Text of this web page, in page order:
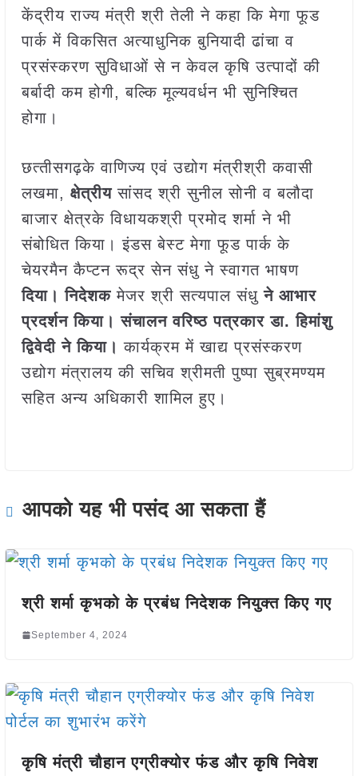
केंद्रीय राज्‍य मंत्री श्री तेली ने कहा कि मेगा फूड
पार्क में विकसित अत्याधुनिक बुनियादी ढांचा व
प्रसंस्करण सुविधाओं से न केवल कृषि उत्पादों की
बर्बादी कम होगी, बल्कि मूल्यवर्धन भी सुनिश्चित
होगा।
छत्‍तीसगढ़के वाणिज्‍य एवं उद्योग मंत्रीश्री कवासी
लखमा, क्षेत्रीयसांसद श्री सुनील सोनी व बलौदा
बाजार क्षेत्रके विधायकश्री प्रमोद शर्मा ने भी
संबोधित किया। इंडस बेस्‍ट मेगा फूड पार्क के
चेयरमैन कैप्टन रूद्र सेन संधु ने स्‍वागत भाषण
दिया। निदेशकमेजर श्री सत्यपाल संधु ने आभार
प्रदर्शन किया। संचालन वरिष्ठ पत्रकार डा. हिमांशु
द्विवेदी ने किया।कार्यक्रम में खाद्य प्रसंस्करण
उद्योग मंत्रालय की सचिव श्रीमती पुष्‍पा सुब्रमण्‍यम
सहित अन्य अधिकारी शामिल हुए।
आपको यह भी पसंद आ सकता हैं
श्री शर्मा कृभको के प्रबंध निदेशक नियुक्त किए गए
September 4, 2024
कृषि मंत्री चौहान एग्रीक्योर फंड और कृषि निवेश